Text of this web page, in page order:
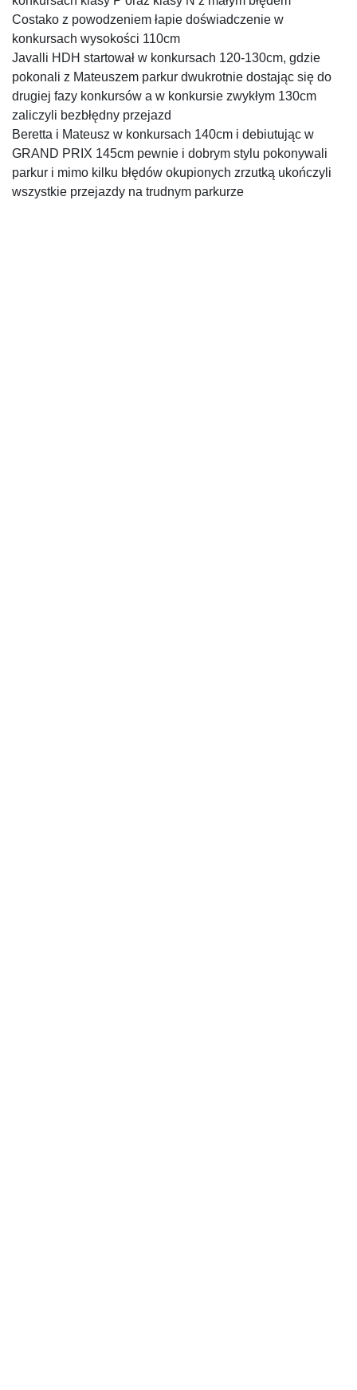
Costako z powodzeniem łapie doświadczenie w
konkursach wysokości 110cm
Javalli HDH startował w konkursach 120-130cm, gdzie
pokonali z Mateuszem parkur dwukrotnie dostając się do
drugiej fazy konkursów a w konkursie zwykłym 130cm
zaliczyli bezbłędny przejazd
Beretta i Mateusz w konkursach 140cm i debiutując w
GRAND PRIX 145cm pewnie i dobrym stylu pokonywali
parkur i mimo kilku błędów okupionych zrzutką ukończyli
wszystkie przejazdy na trudnym parkurze